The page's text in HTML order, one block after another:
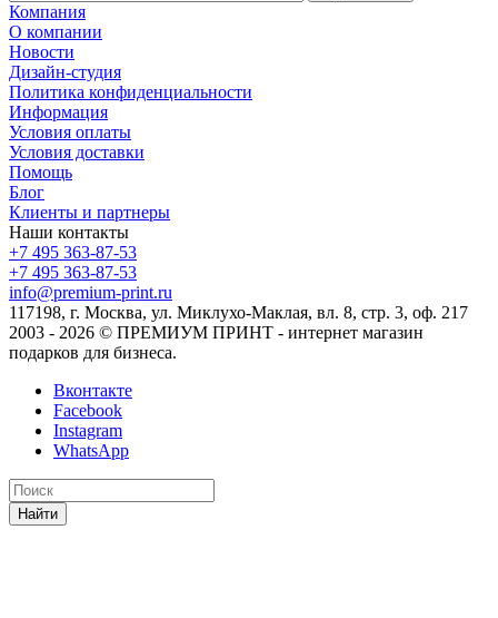
Компания
О компании
Новости
Дизайн-студия
Политика конфиденциальности
Информация
Условия оплаты
Условия доставки
Помощь
Блог
Клиенты и партнеры
Наши контакты
+7 495 363-87-53
+7 495 363-87-53
info@premium-print.ru
117198, г. Москва, ул. Миклухо-Маклая, вл. 8, стр. 3, оф. 217
2003 - 2026 © ПРЕМИУМ ПРИНТ - интернет магазин
подарков для бизнеса.
Вконтакте
Facebook
Instagram
WhatsApp
Найти